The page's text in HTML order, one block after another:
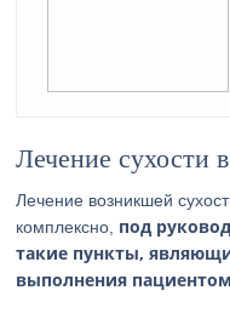
Лечение сухости
Лечение возникшей
комплексно, под
такие пункты,
выполнения